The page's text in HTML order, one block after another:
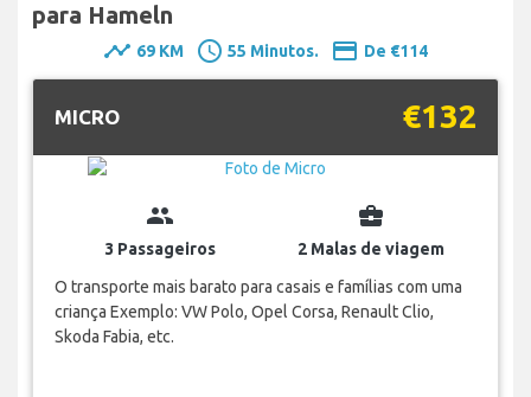
para Hameln
timeline 69 KM schedule 55 Minutos. payment De €114
MICRO €132
group
3 Passageiros
business_center
2 Malas de viagem
O transporte mais barato para casais e famílias com uma
criança Exemplo: VW Polo, Opel Corsa, Renault Clio,
Skoda Fabia, etc.